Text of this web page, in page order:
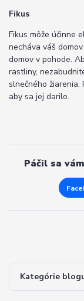
Kategórie
Fikus
Fikus môže účinne
necháva váš
domov v pohode.
rastliny,
slnečného žiarenia.
aby sa jej darilo.
Páčil sa